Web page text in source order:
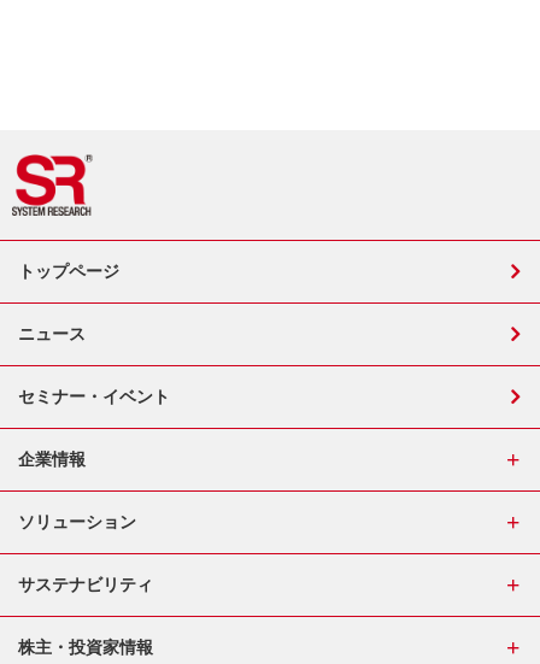
トップページ
ニュース
セミナー・イベント
企業情報
ソリューション
サステナビリティ
株主・投資家情報